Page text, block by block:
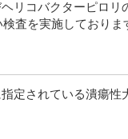
リコバクターピロリ
査を実施しておりま
定されている潰瘍性